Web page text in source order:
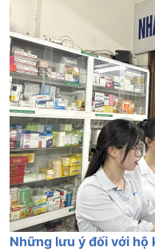
Những lưu ý đối với hộ